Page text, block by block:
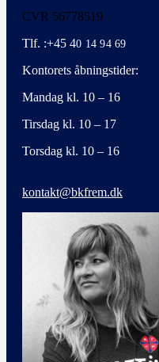
CVR 56778519
Tlf. :+45 40 14 94 69
Kontorets åbningstider:
Mandag kl. 10 – 16
Tirsdag kl. 10 – 17
Torsdag kl. 10 – 16
kontakt@bkfrem.dk